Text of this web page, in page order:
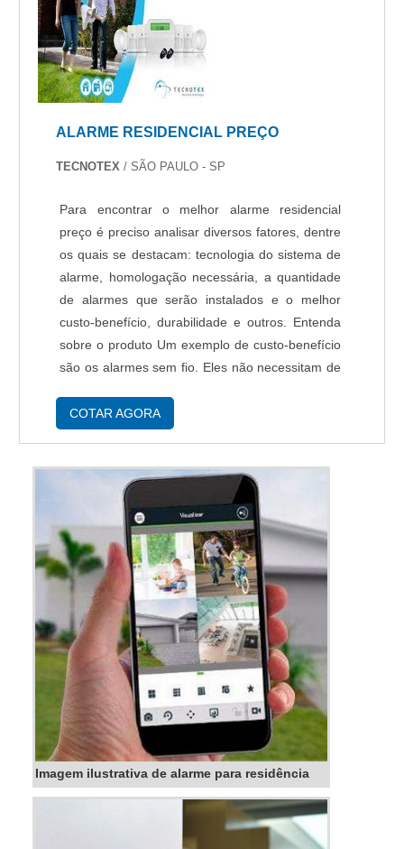
ALARME RESIDENCIAL PREÇO
TECNOTEX/ SÃO PAULO - SP
Para encontrar o melhor alarme residencial
preço é preciso analisar diversos fatores, dentre
os quais se destacam: tecnologia do sistema de
alarme, homologação necessária, a quantidade
de alarmes que serão instalados e o melhor
custo-benefício, durabilidade e outros. Entenda
sobre o produto Um exemplo de custo-benefício
são os alarmes sem fio. Eles não necessitam de
instalação, pelo motivo de ...
COTAR AGORA
Imagem ilustrativa de alarme para residência